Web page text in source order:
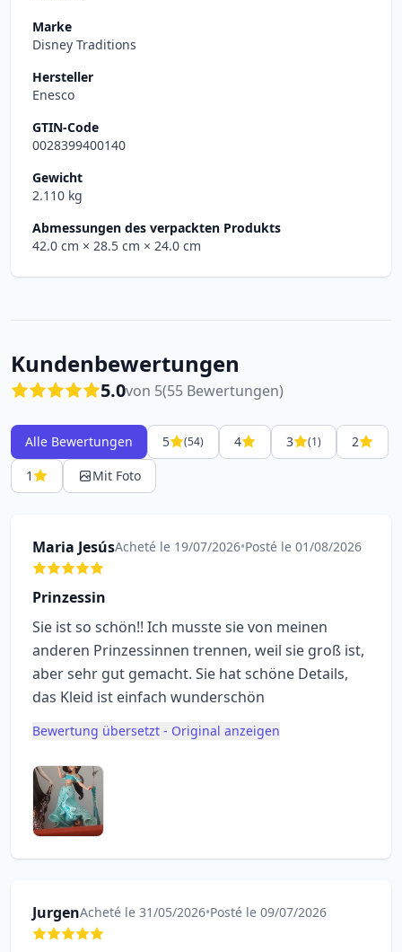
Marke
Disney Traditions
Hersteller
Enesco
GTIN-Code
0028399400140
Gewicht
2.110 kg
Abmessungen des verpackten Produkts
42.0 cm × 28.5 cm × 24.0 cm
Kundenbewertungen
5.0von 5(55 Bewertungen)
Alle Bewertungen 5 (54) 4 3 (1)
2
1
Mit Foto
Maria JesúsAcheté le 19/07/2026•Posté le 01/08/2026
Prinzessin
Sie ist so schön!! Ich musste sie von meinen
anderen Prinzessinnen trennen, weil sie groß ist,
aber sehr gut gemacht. Sie hat schöne Details,
das Kleid ist einfach wunderschön
Bewertung übersetzt - Original anzeigen
JurgenAcheté le 31/05/2026•Posté le 09/07/2026